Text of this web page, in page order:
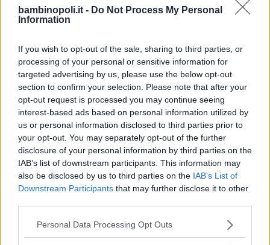
bambinopoli.it - Do Not Process My Personal
Information
If you wish to opt-out of the sale, sharing to third parties, or
processing of your personal or sensitive information for
targeted advertising by us, please use the below opt-out
section to confirm your selection. Please note that after your
opt-out request is processed you may continue seeing
interest-based ads based on personal information utilized by
us or personal information disclosed to third parties prior to
your opt-out. You may separately opt-out of the further
disclosure of your personal information by third parties on the
IAB’s list of downstream participants. This information may
also be disclosed by us to third parties on the IAB’s List of
Downstream Participants that may further disclose it to other
Please note that this website/app uses one or more Google
Personal Data Processing Opt Outs
Valigie per il Parto
Corsi di Lingua per bambini
Laboratori creativi per bambini